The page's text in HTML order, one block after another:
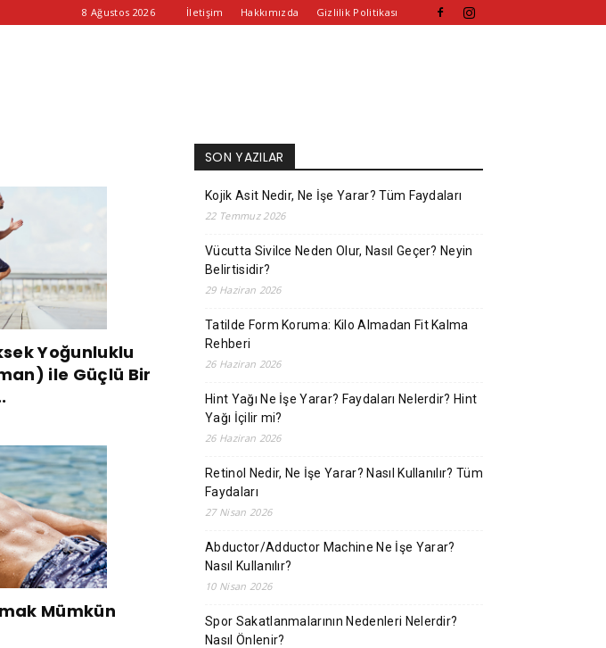
8 Ağustos 2026 İletişim Hakkımızda Gizlilik Politikası
Yoğunluklu
ile Güçlü Bir
Mümkün
SON YAZILAR
Kojik Asit Nedir, Ne İşe Yarar? Tüm Faydaları
22 Temmuz 2026
Vücutta Sivilce Neden Olur, Nasıl Geçer? Neyin
Belirtisidir?
29 Haziran 2026
Tatilde Form Koruma: Kilo Almadan Fit Kalma
Rehberi
26 Haziran 2026
Hint Yağı Ne İşe Yarar? Faydaları Nelerdir? Hint
Yağı İçilir mi?
26 Haziran 2026
Retinol Nedir, Ne İşe Yarar? Nasıl Kullanılır? Tüm
Faydaları
27 Nisan 2026
Abductor/Adductor Machine Ne İşe Yarar?
Nasıl Kullanılır?
10 Nisan 2026
Spor Sakatlanmalarının Nedenleri Nelerdir?
Nasıl Önlenir?